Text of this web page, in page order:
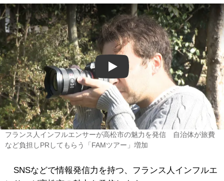
Play
フランス人インフルエンサーが高松市の魅力を発信 自治体が旅費
など負担しPRしてもらう「FAMツアー」増加
SNSなどで情報発信力を持つ、フランス人インフルエ